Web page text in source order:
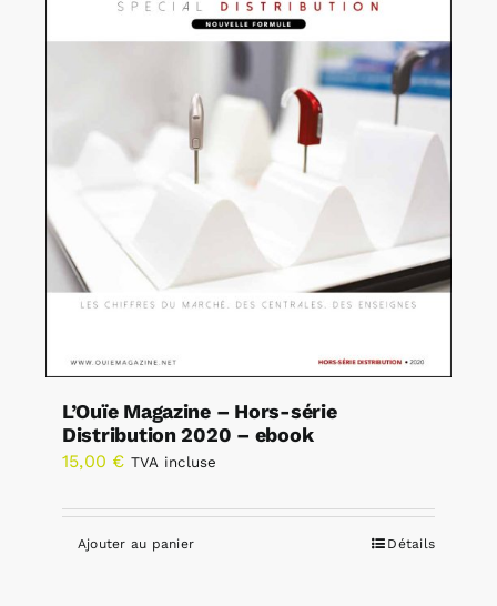
L’Ouïe Magazine – Hors-série
Distribution 2020 – ebook
15,00 € TVA incluse
Ajouter au panier Détails